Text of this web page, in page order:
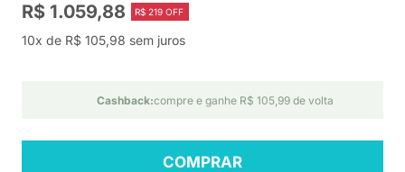
R$ 1.059,88 R$ 219 OFF
10x de R$ 105,98 sem juros
Cashback:compre e ganhe R$ 105,99 de volta
COMPRAR